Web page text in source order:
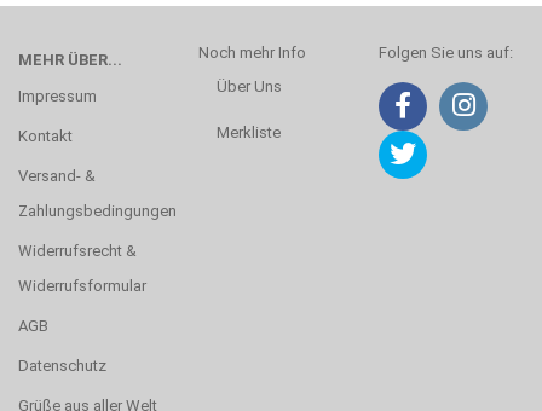
MEHR ÜBER...
Impressum
Kontakt
Versand- &
Zahlungsbedingungen
Widerrufsrecht &
Widerrufsformular
AGB
Datenschutz
Grüße aus aller Welt
Noch mehr Info
Über Uns
Merkliste
Folgen Sie uns auf: